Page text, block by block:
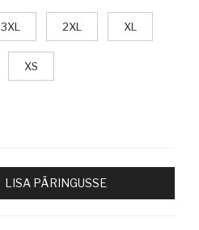
3XL 2XL XL
XS
LISA PÄRINGUSSE